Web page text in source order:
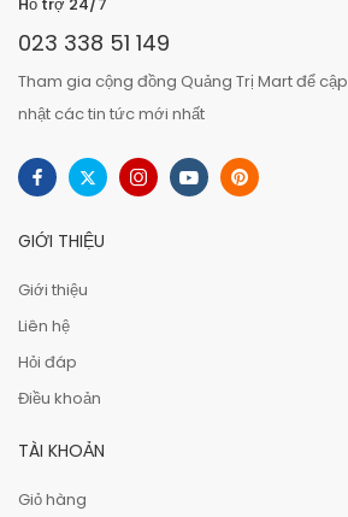
023 338 51 149
Tham gia cộng đồng Quảng Trị Mart để cập
nhật các tin tức mới nhất
GIỚI THIỆU
Giới thiệu
Liên hệ
Hỏi đáp
Điều khoản
TÀI KHOẢN
Giỏ hàng